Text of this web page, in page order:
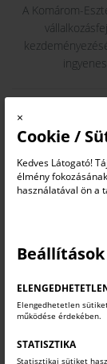
×
Cookie /
Kedves Látogató!
élmény
használatával ön a
Elengedhetetlen
működése érdekében.
STATISZTIKA
Statisztikai sütiket
A Komárom-
A bevétel
MIRŐL SZÓL: